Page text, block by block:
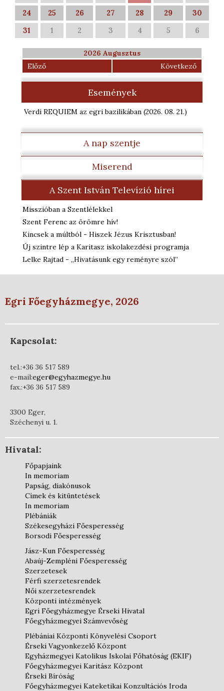
24 25 26 27 28 29
30
31
1 2 3 4 5 6
2026 Augusztus
Előző
Következő
Események
Verdi REQUIEM az egri bazilikában (2026. 08. 21.)
A nap szentje
Miserend
A Szent István Televízió hírei
Misszióban a Szentlélekkel
Szent Ferenc az örömre hív!
Kincsek a múltból - Hiszek Jézus Krisztusban!
Új szintre lép a Karitasz iskolakezdési programja
Lelke Rajtad - „Hivatásunk egy reményre szól”
Egri Főegyházmegye, 2026
Kapcsolat:
tel.:+36 36 517 589
e-mail:eger@egyhazmegye.hu
fax.:+36 36 517 589
3300 Eger,
Széchenyi u. 1.
Hivatal:
Főpapjaink
In memoriam
Papság, diakónusok
Címek és kitüntetések
In memoriam
Plébániák
Székesegyházi Főesperesség
Borsodi Főesperesség
Jász-Kun Főesperesség
Abaúj-Zempléni Főesperesség
Szerzetesek
Férfi szerzetesrendek
Női szerzetesrendek
Központi intézmények
Egri Főegyházmegye Érseki Hivatal
Főegyházmegyei Számvevőség
Plébániai Központi Könyvelési Csoport
Érseki Vagyonkezelő Központ
Egyházmegyei Katolikus Iskolai Főhatóság (EKIF)
Főegyházmegyei Karitász Központ
Érseki Bíróság
Főegyházmegyei Kateketikai Konzultációs Iroda